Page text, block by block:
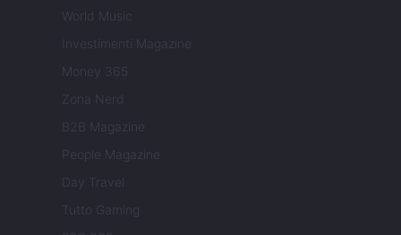
World Music
Investimenti Magazine
Money 365
Zona Nerd
B2B Magazine
People Magazine
Day Travel
Tutto Gaming